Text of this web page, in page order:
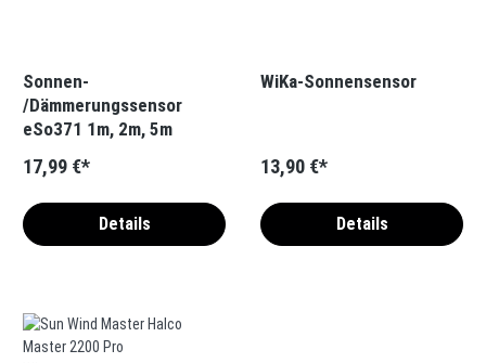
Sonnen-
/Dämmerungssensor
eSo371 1m, 2m, 5m
17,99 €*
Details
WiKa-Sonnensensor
13,90 €*
Details